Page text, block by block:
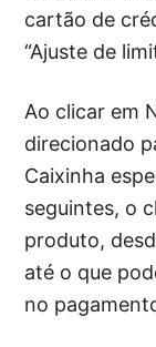
cartão de
“Ajuste de
Ao clicar em
direcionado
Caixinha
seguintes, o
produto,
até o que
no